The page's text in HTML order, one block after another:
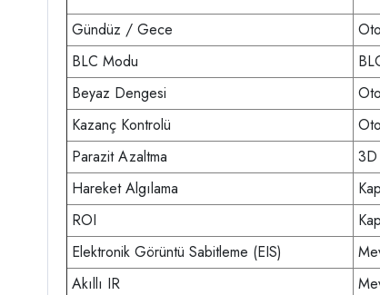
Gündüz / Gece
BLC Modu
Beyaz Dengesi
Kazanç Kontrolü
Parazit Azaltma
Hareket Algılama
ROI
Elektronik Görüntü Sabitleme (EIS)
Akıllı IR